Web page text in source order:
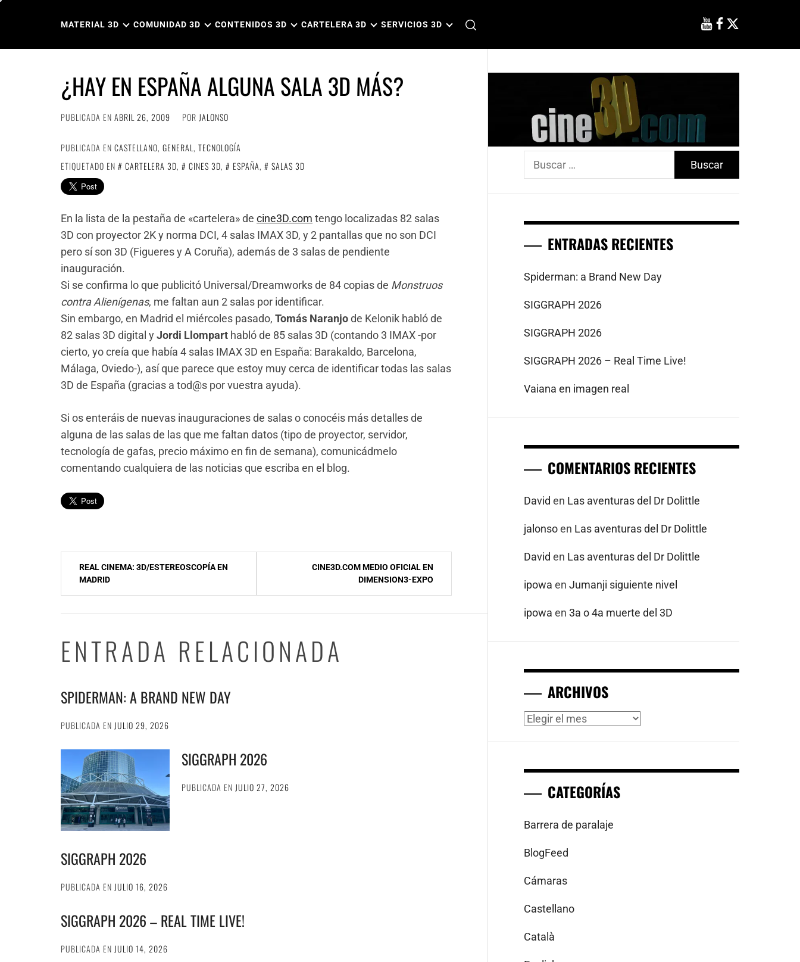
MATERIAL 3D COMUNIDAD 3D CONTENIDOS 3D CARTELERA 3D SERVICIOS 3D
¿HAY EN ESPAÑA ALGUNA SALA 3D MÁS?
PUBLICADA EN ABRIL 26, 2009 POR JALONSO
PUBLICADA EN CASTELLANO, GENERAL, TECNOLOGÍA
ETIQUETADO EN
CARTELERA 3D, CINES 3D, ESPAÑA, SALAS 3D
En la lista de la pestaña de «cartelera» de cine3D.com tengo localizadas 82 salas
3D con proyector 2K y norma DCI, 4 salas IMAX 3D, y 2 pantallas que no son DCI
pero sí son 3D (Figueres y A Coruña), además de 3 salas de pendiente
inauguración.
Si se confirma lo que publicitó Universal/Dreamworks de 84 copias de Monstruos
contra Alienígenas, me faltan aun 2 salas por identificar.
Sin embargo, en Madrid el miércoles pasado, Tomás Naranjode Kelonik habló de
82 salas 3D digital yJordi Llompart habló de 85 salas 3D (contando 3 IMAX -por
cierto, yo creía que había 4 salas IMAX 3D en España: Barakaldo, Barcelona,
Málaga, Oviedo-), así que parece que estoy muy cerca de identificar todas las salas
3D de España (gracias a tod@s por vuestra ayuda).
Si os enteráis de nuevas inauguraciones de salas o conocéis más detalles de
alguna de las salas de las que me faltan datos (tipo de proyector, servidor,
tecnología de gafas, precio máximo en fin de semana), comunicádmelo
comentando cualquiera de las noticias que escriba en el blog.
Navegación
entradas
REAL CINEMA: 3D/ESTEREOSCOPÍA EN
MADRID
CINE3D.COM MEDIO OFICIAL EN
DIMENSION3-EXPO
ENTRADA RELACIONADA
SPIDERMAN: A BRAND NEW DAY
PUBLICADA EN JULIO 29, 2026
SIGGRAPH 2026
PUBLICADA EN JULIO 27, 2026
SIGGRAPH 2026
PUBLICADA EN JULIO 16, 2026
SIGGRAPH 2026 – REAL TIME LIVE!
PUBLICADA EN JULIO 14, 2026
Buscar:
ENTRADAS RECIENTES
Spiderman: a Brand New Day
SIGGRAPH 2026
SIGGRAPH 2026
SIGGRAPH 2026 – Real Time Live!
Vaiana en imagen real
COMENTARIOS RECIENTES
David en Las aventuras del Dr Dolittle
jalonsoen Las aventuras del Dr Dolittle
David en Las aventuras del Dr Dolittle
ipowa enJumanji siguiente nivel
ipowa en3a o 4a muerte del 3D
ARCHIVOS
Archivos
CATEGORÍAS
Barrera de paralaje
BlogFeed
Cámaras
Castellano
Català